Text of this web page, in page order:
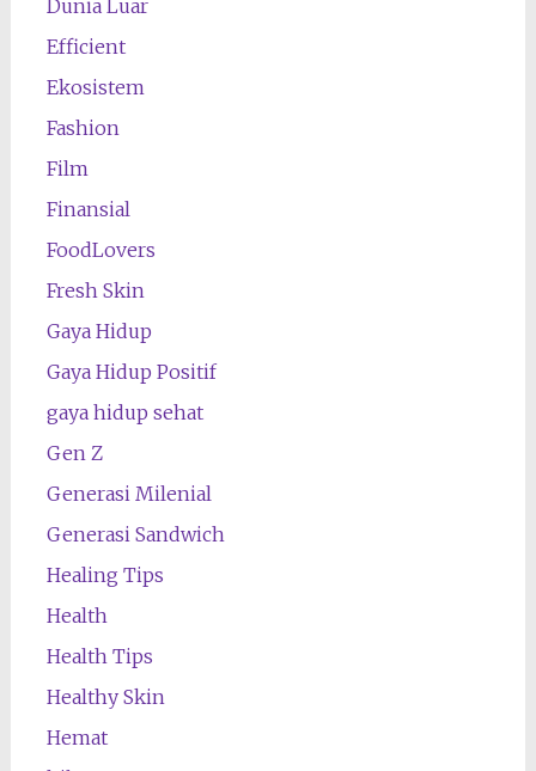
Dunia Luar
Efficient
Ekosistem
Fashion
Film
Finansial
FoodLovers
Fresh Skin
Gaya Hidup
Gaya Hidup Positif
gaya hidup sehat
Gen Z
Generasi Milenial
Generasi Sandwich
Healing Tips
Health
Health Tips
Healthy Skin
Hemat